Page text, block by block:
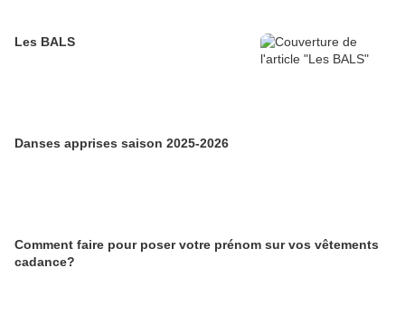
Les BALS
Danses apprises saison 2025-2026
Comment faire pour poser votre prénom sur vos vêtements
cadance?